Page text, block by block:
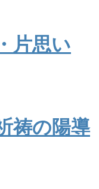
片思い
祷の陽導